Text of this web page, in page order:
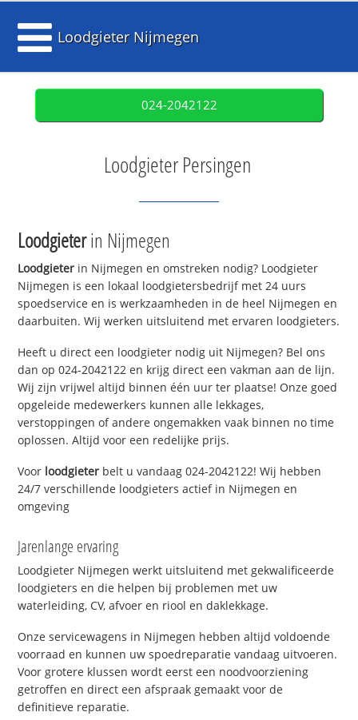
Loodgieter Nijmegen
024-2042122
Loodgieter Persingen
Loodgieterin Nijmegen
Loodgieter in Nijmegen en omstreken nodig? Loodgieter
Nijmegen is een lokaal loodgietersbedrijf met 24 uurs
spoedservice en is werkzaamheden in de heel Nijmegen en
daarbuiten. Wij werken uitsluitend met ervaren loodgieters.
Heeft u direct een loodgieter nodig uit Nijmegen? Bel ons
dan op 024-2042122 en krijg direct een vakman aan de lijn.
Wij zijn vrijwel altijd binnen één uur ter plaatse! Onze goed
opgeleide medewerkers kunnen alle lekkages,
verstoppingen of andere ongemakken vaak binnen no time
oplossen. Altijd voor een redelijke prijs.
Voor loodgieter belt u vandaag 024-2042122! Wij hebben
24/7 verschillende loodgieters actief in Nijmegen en
omgeving
Jarenlange ervaring
Loodgieter Nijmegen werkt uitsluitend met gekwalificeerde
loodgieters en die helpen bij problemen met uw
waterleiding, CV, afvoer en riool en daklekkage.
Onze servicewagens in Nijmegen hebben altijd voldoende
voorraad en kunnen uw spoedreparatie vandaag uitvoeren.
Voor grotere klussen wordt eerst een noodvoorziening
getroffen en direct een afspraak gemaakt voor de
definitieve reparatie.